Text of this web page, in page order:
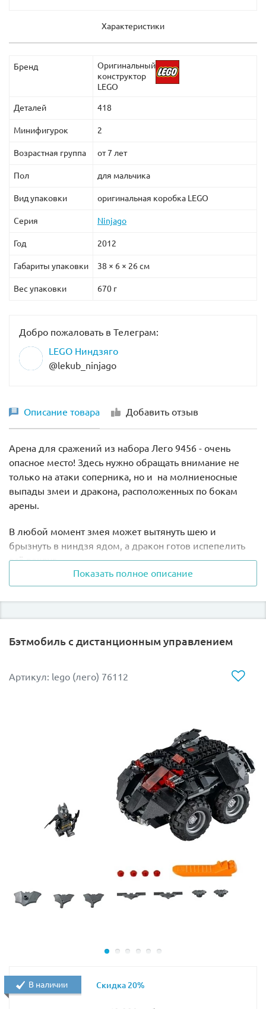
Характеристики
Бренд
Оригинальный
конструктор
LEGO
Деталей 418
Минифигурок 2
Возрастная группа от 7 лет
Пол для мальчика
Вид упаковки оригинальная коробка LEGO
Серия Ninjago
Год 2012
Габариты упаковки 38 × 6 × 26 см
Вес упаковки 670 г
Добро пожаловать в Телеграм:
LEGO Ниндзяго
@lekub_ninjago
Описание товара Добавить отзыв
Арена для сражений из набора Лего 9456 - очень
опасное место! Здесь нужно обращать внимание не
только на атаки соперника, но и на молниеносные
выпады змеи и дракона, расположенных по бокам
арены.
В любой момент змея может вытянуть шею и
брызнуть в ниндзя ядом, а дракон готов испепелить
всё вокруг.
Для сражения можно выбрать любое оружие из 9-ти,
расположенных на подставке.
Показать полное описание
Бэтмобиль с дистанционным управлением
Артикул: lego (лего) 76112
В наличии Скидка 20%